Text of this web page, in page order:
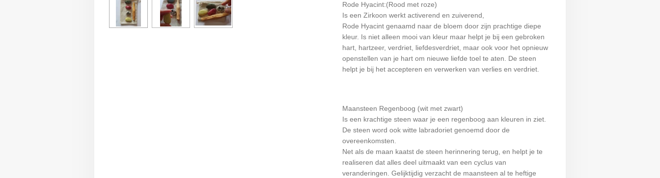
Rode Hyacint:(Rood met roze)
Is een Zirkoon werkt activerend en zuiverend,
Rode Hyacint genaamd naar de bloem door zijn prachtige diepe
kleur. Is niet alleen mooi van kleur maar helpt je bij een gebroken
hart, hartzeer, verdriet, liefdesverdriet, maar ook voor het opnieuw
openstellen van je hart om nieuwe liefde toel te aten. De steen
helpt je bij het accepteren en verwerken van verlies en verdriet.
Maansteen Regenboog (wit met zwart)
Is een krachtige steen waar je een regenboog aan kleuren in ziet.
De steen word ook witte labradoriet genoemd door de
overeenkomsten.
Net als de maan kaatst de steen herinnering terug, en helpt je te
realiseren dat alles deel uitmaakt van een cyclus van
veranderingen. Gelijktijdig verzacht de maansteen al te heftige